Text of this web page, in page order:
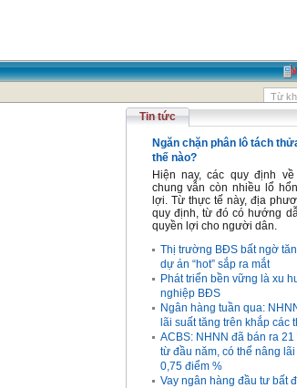
Tin tức
Ngăn chặn phân lô tách
thế nào?
Hiện nay, các quy định
chung vẫn còn nhiều lổ
lợi. Từ thực tế này, địa
quy định, từ đó có hướng
quyền lợi cho người dân.
Thị trường BĐS bất ngờ
dự án “hot” sắp ra mắt
Phát triển bền vững là xu
nghiệp BĐS
Ngân hàng tuần qua:
lãi suất tăng trên khắp các
ACBS: NHNN đã bán ra
từ đầu năm, có thể nâng
0,75 điểm %
Vay ngân hàng đầu tư bất